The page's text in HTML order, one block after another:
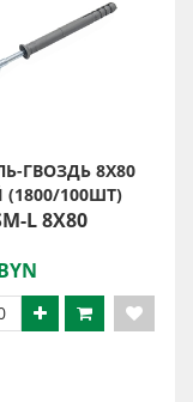
ГВОЗДЬ 8X80
100ШТ)
L 8X80